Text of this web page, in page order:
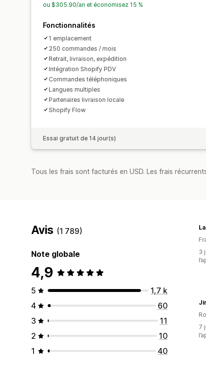
ou $305.90/an et économisez 15 %
Fonctionnalités
1 emplacement
250 commandes / mois
Retrait, livraison, expédition
Intégration Shopify PDV
Commandes téléphoniques
Langues multiples
Partenaires livraison locale
Shopify Flow
Essai gratuit de 14 jour(s)
Tous les frais sont facturés en USD. Les frais
Avis (1 789)
Note globale
4,9
5
1,7 k
4
60
3
11
2
10
1
40
3
7